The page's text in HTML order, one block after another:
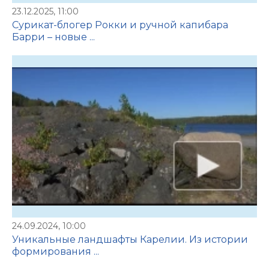
23.12.2025, 11:00
Сурикат-блогер Рокки и ручной капибара
Барри – новые ...
24.09.2024, 10:00
Уникальные ландшафты Карелии. Из истории
формирования ...